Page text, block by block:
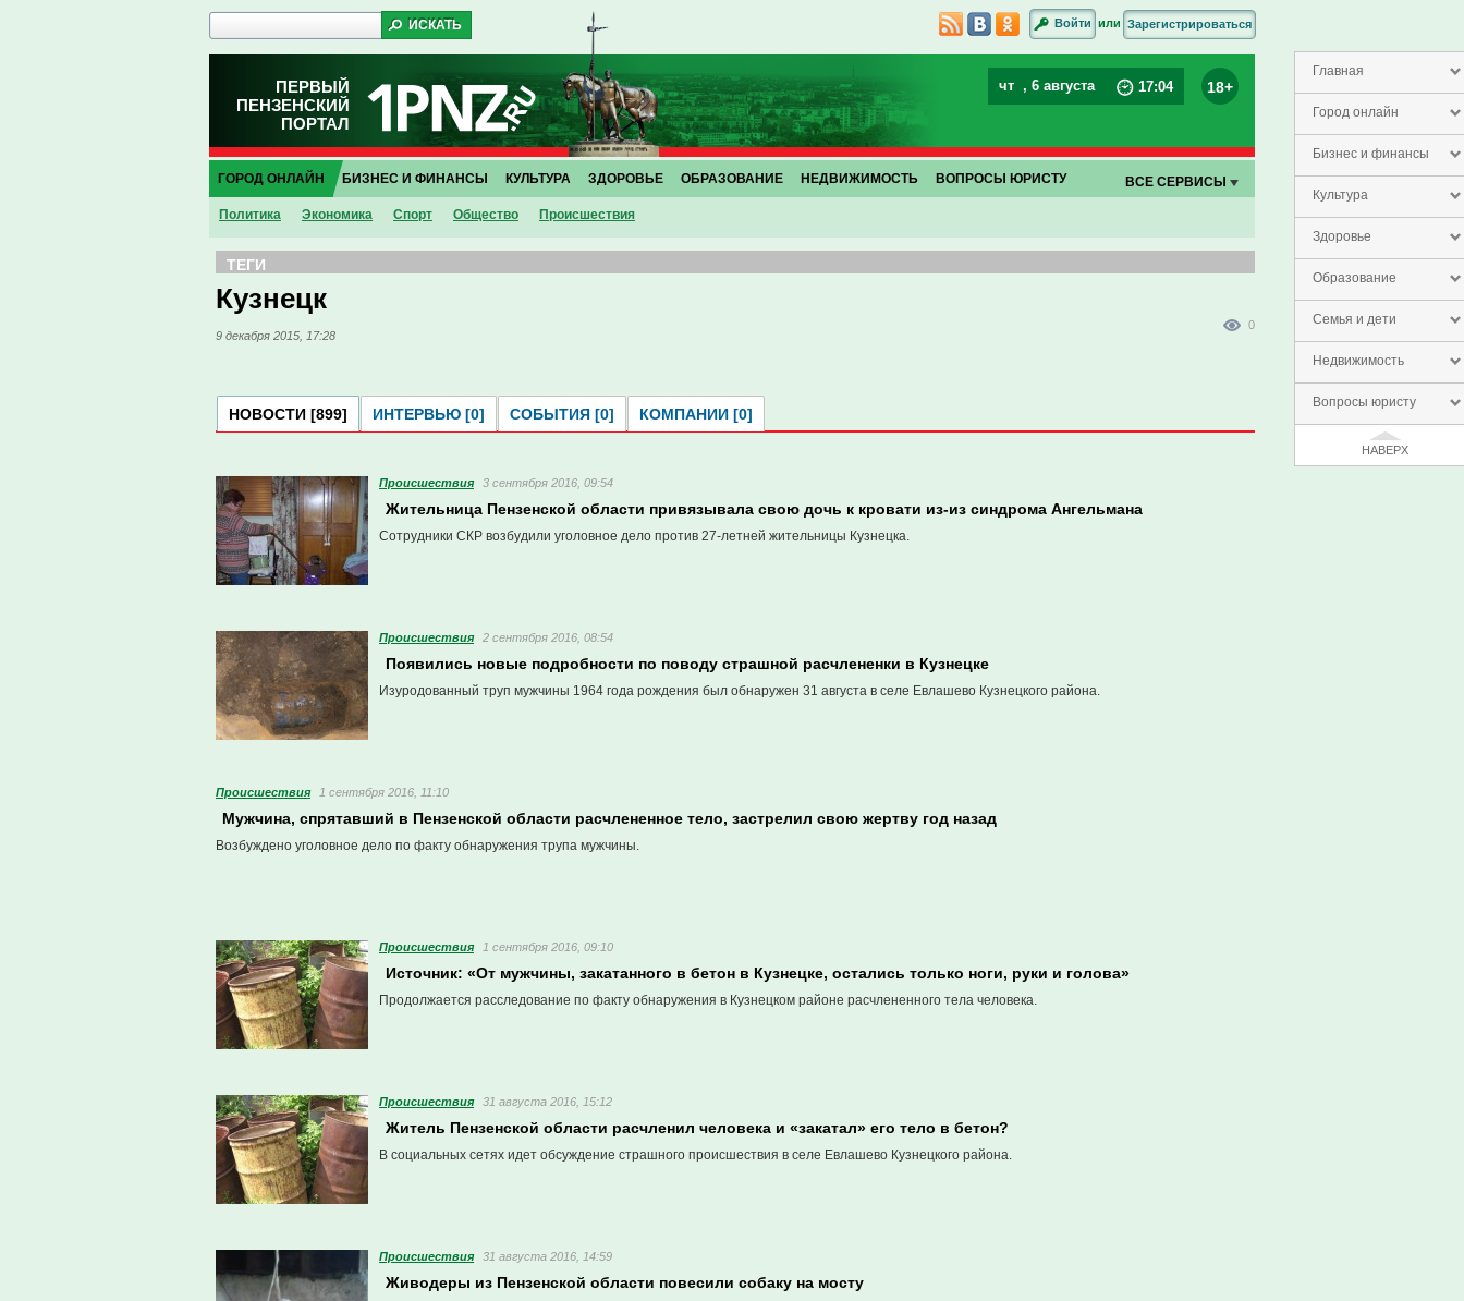
Главная
Город онлайн
Бизнес и финансы
Культура
Здоровье
Образование
Семья и дети
Недвижимость
Вопросы юристу
НАВЕРХ
Войти или Зарегистрироваться
ПЕРВЫЙ
ПЕНЗЕНСКИЙ
ПОРТАЛ
чт , 6 августа 17:04 18+
ГОРОД ОНЛАЙН
Политика Экономика Спорт Общество Проиcшествия
БИЗНЕС И ФИНАНСЫ КУЛЬТУРА ЗДОРОВЬЕ ОБРАЗОВАНИЕ НЕДВИЖИМОСТЬ ВОПРОСЫ ЮРИСТУ ВСЕ СЕРВИСЫ
ТЕГИ
Кузнецк
9 декабря 2015, 17:28
0
НОВОСТИ [899] ИНТЕРВЬЮ [0] СОБЫТИЯ [0] КОМПАНИИ [0]
Проиcшествия 3 сентября 2016, 09:54
Жительница Пензенской области привязывала свою дочь к кровати из-из синдрома Ангельмана
Сотрудники СКР возбудили уголовное дело против 27-летней жительницы Кузнецка.
Проиcшествия 2 сентября 2016, 08:54
Появились новые подробности по поводу страшной расчлененки в Кузнецке
Изуродованный труп мужчины 1964 года рождения был обнаружен 31 августа в селе Евлашево Кузнецкого района.
Проиcшествия 1 сентября 2016, 11:10
Мужчина, спрятавший в Пензенской области расчлененное тело, застрелил свою жертву год назад
Возбуждено уголовное дело по факту обнаружения трупа мужчины.
Проиcшествия 1 сентября 2016, 09:10
Источник: «От мужчины, закатанного в бетон в Кузнецке, остались только ноги, руки и голова»
Продолжается расследование по факту обнаружения в Кузнецком районе расчлененного тела человека.
Проиcшествия 31 августа 2016, 15:12
Житель Пензенской области расчленил человека и «закатал» его тело в бетон?
В социальных сетях идет обсуждение страшного происшествия в селе Евлашево Кузнецкого района.
Проиcшествия 31 августа 2016, 14:59
Живодеры из Пензенской области повесили собаку на мосту